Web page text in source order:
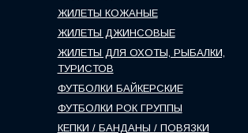
ЖИЛЕТЫ КОЖАНЫЕ
ЖИЛЕТЫ ДЖИНСОВЫЕ
ЖИЛЕТЫ ДЛЯ ОХОТЫ, РЫБАЛКИ,
ТУРИСТОВ
ФУТБОЛКИ БАЙКЕРСКИЕ
ФУТБОЛКИ РОК ГРУППЫ
КЕПКИ / БАНДАНЫ / ПОВЯЗКИ